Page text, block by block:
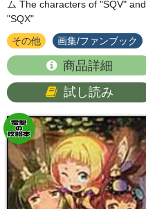
ム The characters of "SQV" and
"SQX"
その他 画集/ファンブック
商品詳細
試し読み